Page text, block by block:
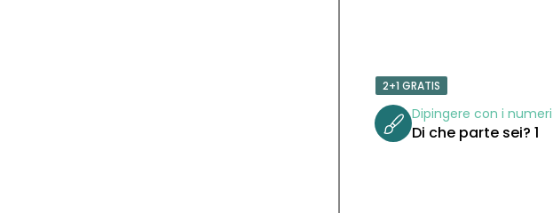
2+1 GRATIS
Dipingere con i numeri
Di che parte sei? 1